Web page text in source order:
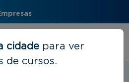
cidade para ver
de cursos.